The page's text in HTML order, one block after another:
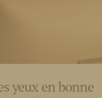
yeux en bonne